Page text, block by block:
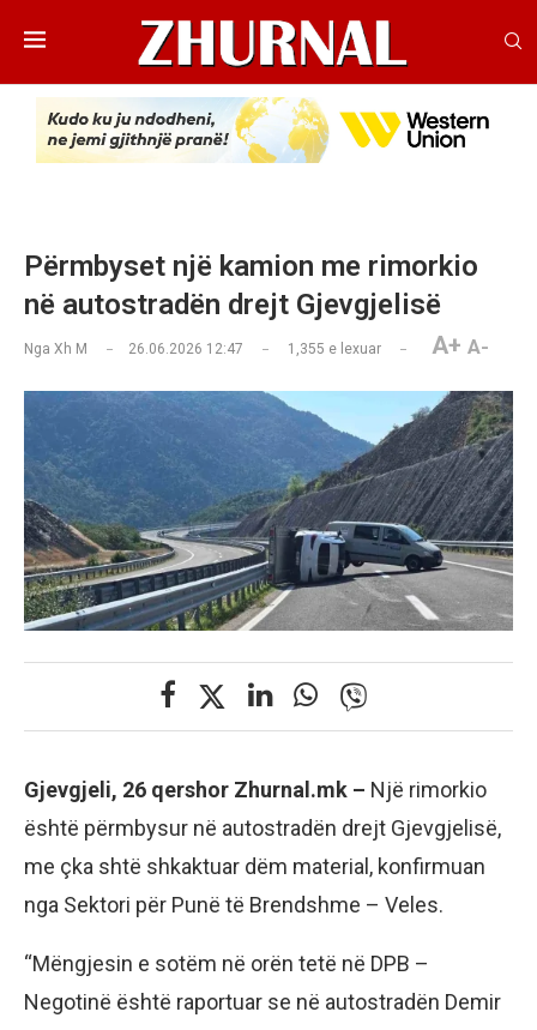
Përmbyset një kamion me rimorkio
në autostradën drejt Gjevgjelisë
Nga Xh M 26.06.2026 12:47 1,355 e lexuar A+ A-
Gjevgjeli, 26 qershor Zhurnal.mk – Një rimorkio
është përmbysur në autostradën drejt Gjevgjelisë,
me çka shtë shkaktuar dëm material, konfirmuan
nga Sektori për Punë të Brendshme – Veles.
“Mëngjesin e sotëm në orën tetë në DPB –
Negotinë është raportuar se në autostradën Demir